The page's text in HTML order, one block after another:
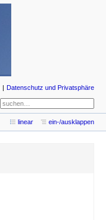
Datenschutz und Privatsphäre
linear ein-/ausklappen